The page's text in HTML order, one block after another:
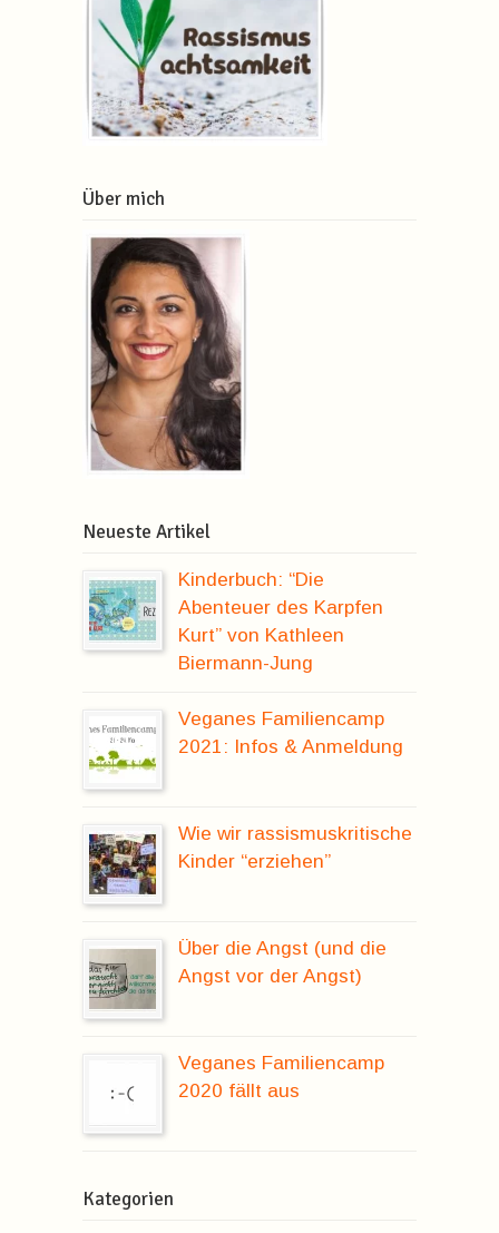
Über mich
Neueste Artikel
Kinderbuch: “Die
Abenteuer des Karpfen
Kurt” von Kathleen
Biermann-Jung
Veganes Familiencamp
2021: Infos & Anmeldung
Wie wir rassismuskritische
Kinder “erziehen”
Über die Angst (und die
Angst vor der Angst)
Veganes Familiencamp
2020 fällt aus
Kategorien